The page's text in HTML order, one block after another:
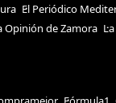
El Periódico
Opinión de Zamora